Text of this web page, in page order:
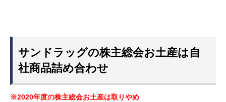
サンドラッグの株主総会お土産は自
社商品詰め合わせ
※2020年度の株主総会お土産は取りやめ